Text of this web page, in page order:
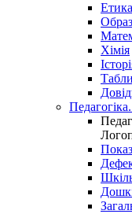
Етика
Хімія